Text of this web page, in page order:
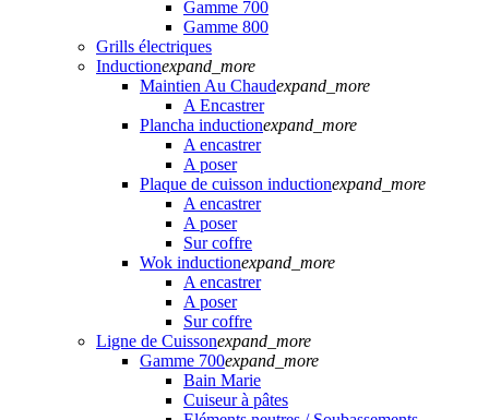
Gamme 700
Gamme 800
Grills électriques
Inductionexpand_more
Maintien Au Chaudexpand_more
A Encastrer
Plancha inductionexpand_more
A encastrer
A poser
Plaque de cuisson inductionexpand_more
A encastrer
A poser
Sur coffre
Wok inductionexpand_more
A encastrer
A poser
Sur coffre
Ligne de Cuissonexpand_more
Gamme 700expand_more
Bain Marie
Cuiseur à pâtes